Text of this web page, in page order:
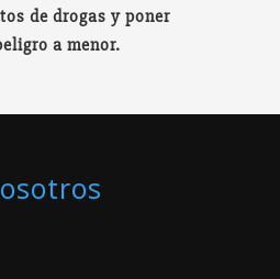
de drogas y poner
a menor.